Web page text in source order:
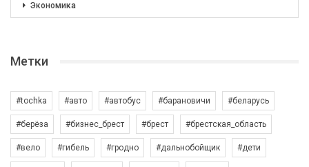
Экономика
Метки
#tochka #авто #автобус #барановичи #беларусь
#берёза #бизнес_брест #брест #брестская_область
#вело #гибель #гродно #дальнобойщик #дети